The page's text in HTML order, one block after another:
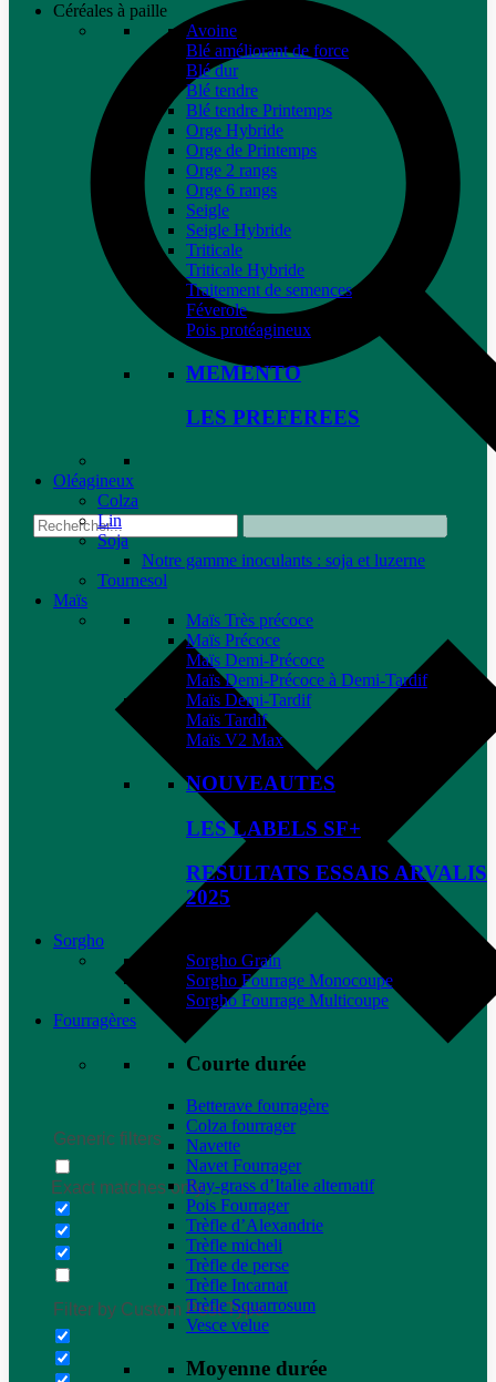
Generic filters
Exact matches only
Filter by Custom Post Type
Céréales à paille
Avoine
Blé améliorant de force
Blé dur
Blé tendre
Blé tendre Printemps
Orge Hybride
Orge de Printemps
Orge 2 rangs
Orge 6 rangs
Seigle
Seigle Hybride
Triticale
Triticale Hybride
Traitement de semences
Féverole
Pois protéagineux
MEMENTO
LES PREFEREES
Oléagineux
Colza
Lin
Soja
Notre gamme inoculants : soja et luzerne
Tournesol
Maïs
Maïs Très précoce
Maïs Précoce
Maïs Demi-Précoce
Maïs Demi-Précoce à Demi-Tardif
Maïs Demi-Tardif
Maïs Tardif
Maïs V2 Max
NOUVEAUTES
LES LABELS SF+
RESULTATS ESSAIS ARVALIS
2025
Sorgho
Sorgho Grain
Sorgho Fourrage Monocoupe
Sorgho Fourrage Multicoupe
Fourragères
Courte durée
Betterave fourragère
Colza fourrager
Navette
Navet Fourrager
Ray-grass d’Italie alternatif
Pois Fourrager
Trèfle d’Alexandrie
Trèfle micheli
Trèfle de perse
Trèfle Incarnat
Trèfle Squarrosum
Vesce velue
Moyenne durée